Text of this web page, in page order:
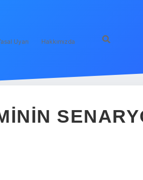
Uyarı Hakkımızda